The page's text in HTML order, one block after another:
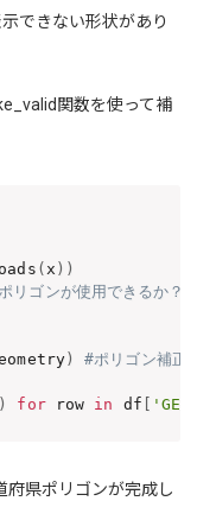
できない形状があり
関数を使って補
( x ) )
リゴンが使用できるか？
) #ポリゴン補正
) for row in df [
府県ポリゴンが完成し